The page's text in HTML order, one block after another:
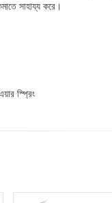
সাহায্য করে।
স্প্রিং